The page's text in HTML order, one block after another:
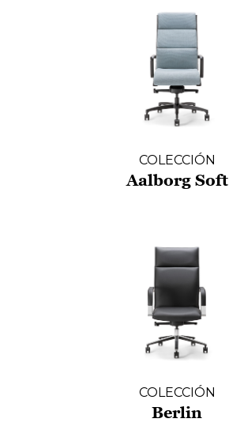
COLECCIÓN
Aalborg Soft
COLECCIÓN
Berlin